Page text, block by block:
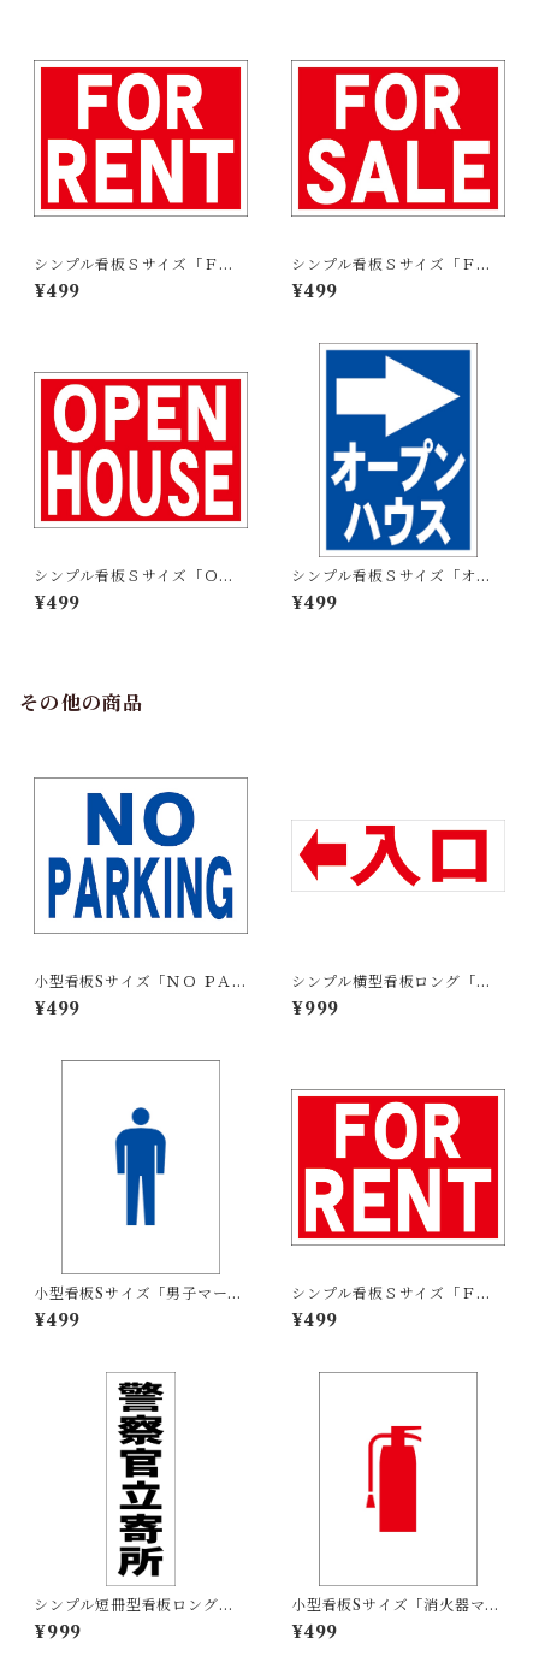
シンプル看板Ｓサイズ「ＦＯ
Ｒ ＲＥＮＴ」【不動産】屋外
可
¥499
シンプル看板Ｓサイズ「ＦＯ
Ｒ ＳＡＬＥ」【不動産】屋外
可
¥499
シンプル看板Ｓサイズ「ＯＰ
ＥＮ ＨＯＵＳＥ」【不動産】
屋外可
¥499
シンプル看板Ｓサイズ「オー
プンハウス（右折・紺）」
【不動産】屋外可
¥499
その他の商品
小型看板Sサイズ「ＮＯ ＰＡＲ
ＫＩＮＧ（青）」 屋外可【そ
の他・マーク】
¥499
シンプル横型看板ロング「入
口 左矢印(赤)」【駐車場】屋
外可
¥999
小型看板Sサイズ「男子マーク
（青）」 屋外可【その他・マ
ーク】
¥499
シンプル看板Ｓサイズ「ＦＯ
Ｒ ＲＥＮＴ」【不動産】屋外
可
¥499
シンプル短冊型看板ロング
「警察官立寄所（黒）」【防
犯・防災】屋外可
¥999
小型看板Sサイズ「消火器マー
ク（赤）」 屋外可【その他・
マーク】
¥499